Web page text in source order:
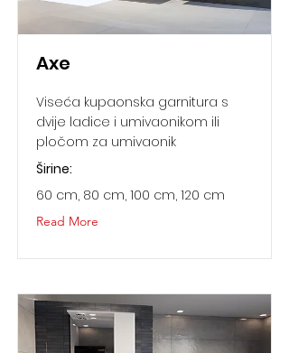
Axe
Viseća kupaonska garnitura s
dvije ladice i umivaonikom ili
pločom za umivaonik
Širine:
60 cm, 80 cm, 100 cm, 120 cm
Read More